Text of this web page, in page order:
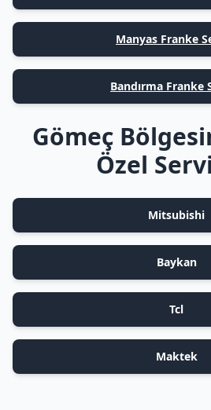
Manyas Franke
Bandırma Franke
Gömeç
Özel
Mitsubishi
Baykan
Tcl
Maktek